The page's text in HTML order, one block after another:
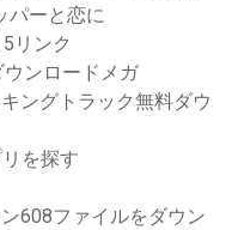
パーと恋に
リンク
ウンロードメガ
ングトラック無料ダウ
を探す
608ファイルをダウン